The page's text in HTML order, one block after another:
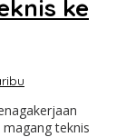
ke
teknis